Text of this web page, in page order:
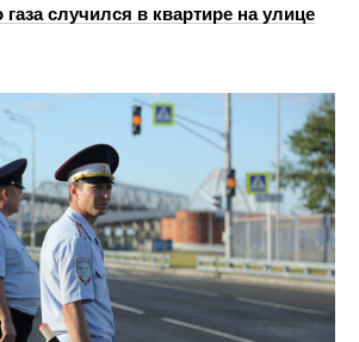
случился в квартире на улице